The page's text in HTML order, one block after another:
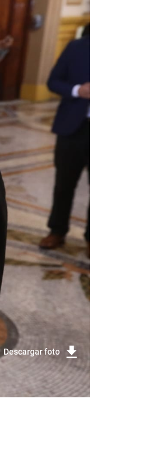
Descargar foto